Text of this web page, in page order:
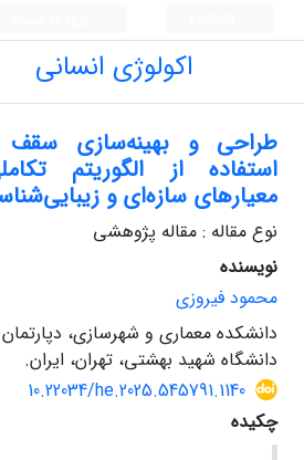
اکولوژی انسانی
طراحی و بهینه‌سازی
استفاده از الگوریتم
معیارهای سازه‌ای و
نوع مقاله : مقاله پژوهشی
نویسنده
محمود فیروزی
دانشکده معماری و شهرسازی،
دانشگاه شهید بهشتی، تهران، ایران.
10.22034/he.2025.545791.1140
چکیده